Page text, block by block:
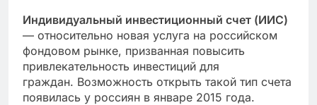
Индивидуальный инвестиционный счет (ИИС)
— относительно новая услуга на российском
фондовом рынке, призванная повысить
привлекательность инвестиций для
граждан. Возможность открыть такой тип счета
появилась у россиян в январе 2015 года.